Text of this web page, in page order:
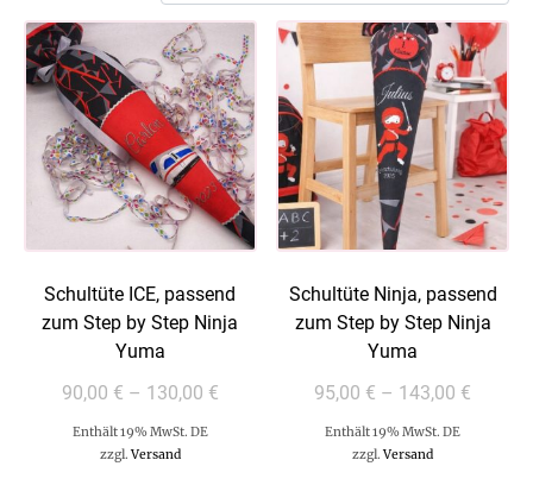
Schultüte ICE, passend
zum Step by Step Ninja
Yuma
90,00 € – 130,00 €
Enthält 19% MwSt. DE
zzgl.Versand
Schultüte Ninja, passend
zum Step by Step Ninja
Yuma
95,00 € – 143,00 €
Enthält 19% MwSt. DE
zzgl.Versand